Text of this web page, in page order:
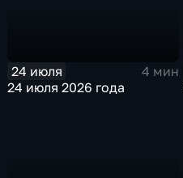
24 июля
4 мин
24 июля 2026 года